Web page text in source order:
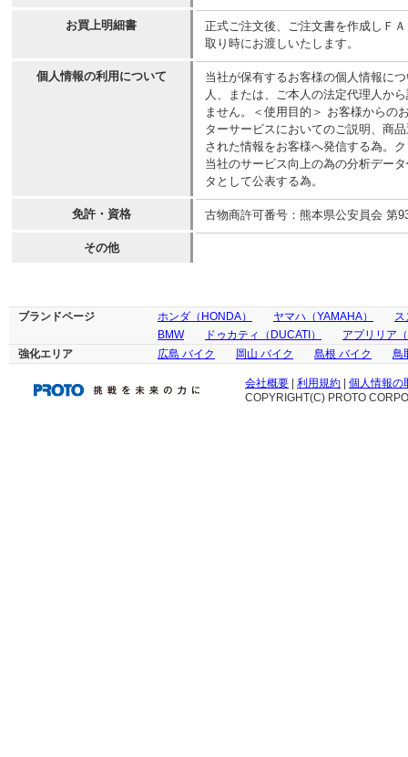
お買上明細書
正式ご注文後、ご注文書を作成しＦ
取り時にお渡しいたします。
個人情報の利用について
当社が保有するお客様の個人情報に
人、または、ご本人の法定代理人か
ません。＜使用目的＞ お客様からの
ターサービスにおいてのご説明、商
された情報をお客様へ発信する為。
当社のサービス向上の為の分析デー
タとして公表する為。
免許・資格 古物商許可番号：熊本県公安員会 第
その他
ブランドページ ホンダ（HONDA） ヤマハ（YAMAHA）
ス
BMW
ドゥカティ（DUCATI）
アプリリア
強化エリア
広島 バイク 岡山 バイク 島根 バイク 鳥
会社概要 利用規約
個人情報の
COPYRIGHT(C) PROTO